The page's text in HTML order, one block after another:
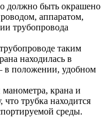
должно быть окрашено
аппаратом,
трубопровода
таким
находилась в
в положении, удобном
крана и
что трубка находится
среды.